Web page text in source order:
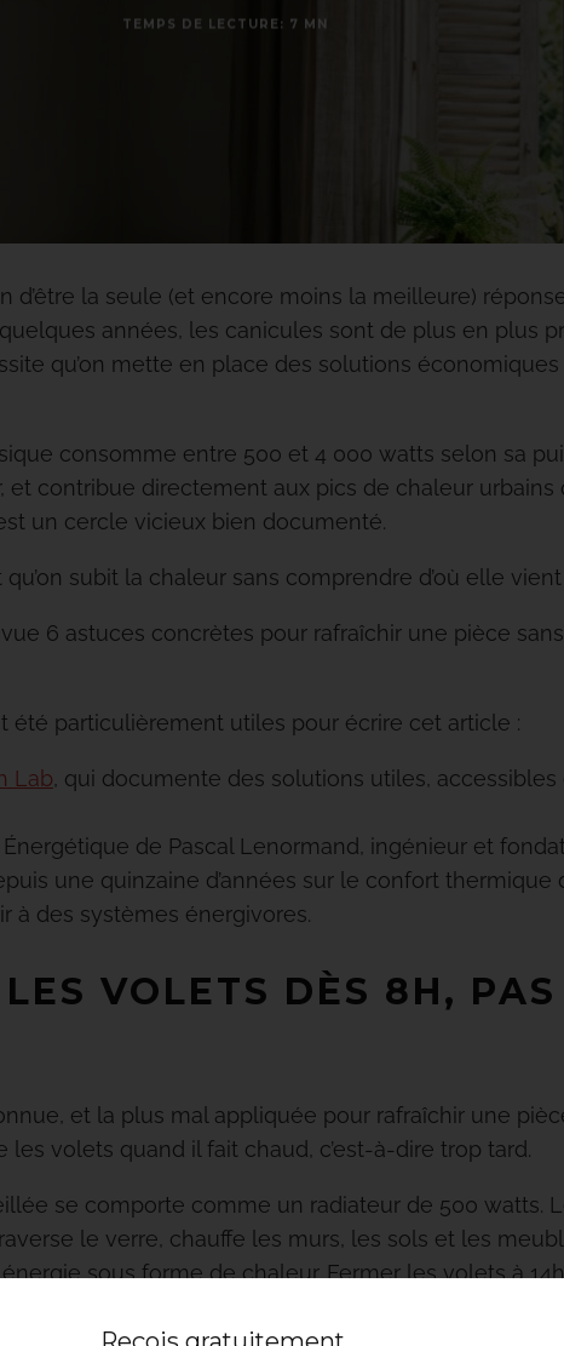
TEMPS DE LECTURE: 7 MN
d’être la seule (et encore moins la meilleure)
années, les canicules sont de plus en plus
qu’on mette en place des solutions économiques
consomme entre 500 et 4 000 watts selon sa
et contribue directement aux pics de chaleur urbains
un cercle vicieux bien documenté.
qu’on subit la chaleur sans comprendre d’où elle vient
6 astuces concrètes pour rafraîchir une pièce sans
été particulièrement utiles pour écrire cet article :
Lab, qui documente des solutions utiles, accessibles
de Pascal Lenormand, ingénieur et
une quinzaine d’années sur le confort thermique
à des systèmes énergivores.
LES VOLETS DÈS 8H,
et la plus mal appliquée pour rafraîchir une
les volets quand il fait chaud, c’est-à-dire trop tard.
se comporte comme un radiateur de 500 watts.
le verre, chauffe les murs, les sols et les
sous forme de chaleur. Fermer les volets à
avoir chauffé toute la matinée : le mal est fait !